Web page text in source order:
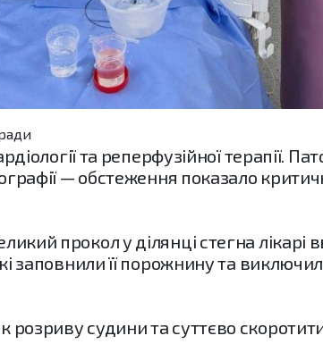
та реперфузійної терапії.
— обстеження показало
прокол у ділянці стегна лікарі
заповнили її порожнину та
судини та суттєво